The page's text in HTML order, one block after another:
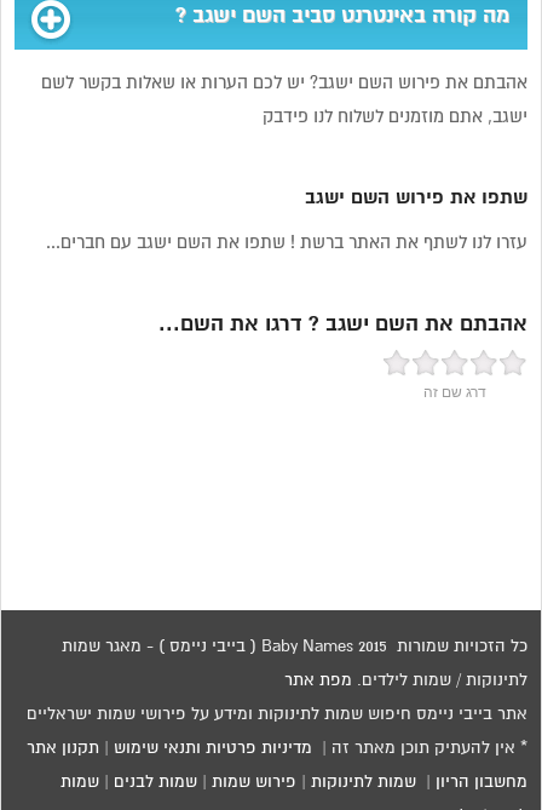
מה קורה באינטרנט סביב השם ישגב ?
אהבתם את פירוש השם ישגב? יש לכם הערות או שאלות בקשר לשם
ישגב, אתם מוזמנים לשלוח לנו פידבק
שתפו את פירוש השם ישגב
עזרו לנו לשתף את האתר ברשת ! שתפו את השם ישגב עם חברים...
אהבתם את השם ישגב ? דרגו את השם...
דרג שם זה
כל הזכויות שמורות 2015 Baby Names ( בייבי ניימס ) - מאגר שמות
לתינוקות / שמות לילדים. מפת אתר
אתר בייבי ניימס חיפוש שמות לתינוקות ומידע על פירושי שמות ישראליים
* אין להעתיק תוכן מאתר זה | מדיניות פרטיות ותנאי שימוש תקנון אתר
מחשבון הריון |שמות לתינוקות פירוש שמות |שמות לבנים |שמות